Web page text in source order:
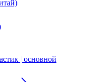
| основной